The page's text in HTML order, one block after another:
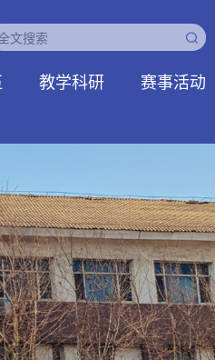
教学科研 赛事活动